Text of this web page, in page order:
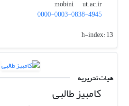
mobini
ut.ac.ir
0000-0003-0838-4945
h-index:13
هیات تحریریه
کامبیز طالبی